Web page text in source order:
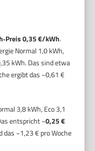
0,35 €/kWh.
Normal 1,0 kWh,
kWh. Das sind etwa
ergibt das ~0,61 €
3,8 kWh, Eco 3,1
entspricht ~0,25 €
das ~1,23 € pro Woche